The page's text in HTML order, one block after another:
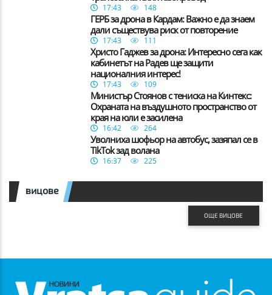
17:43 148
ГЕРБ за дрона в Кардам: Важно е да знаем
дали съществува риск от повторение
17:43 111
Христо Гаджев за дрона: Интересно сега как
кабинетът на Радев ще защити
националния интерес!
17:43 109
Министър Стоянов с тениска на Кинтекс:
Охраната на въздушното пространство от
края на юли е засилена
16:42 264
Уволниха шофьор на автобус, зазяпал се в
TikTok зад волана
16:37 225
вицове
ОЩЕ ВИЦОВЕ